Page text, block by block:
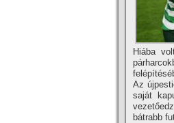
Hiába
Az
saját
bátrabb